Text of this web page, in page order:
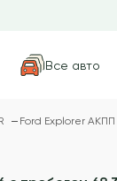
Все авто
Ford Explorer АКПП